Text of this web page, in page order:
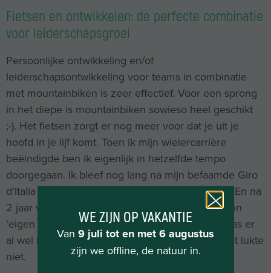
Fietsen en ontwikkelen: de perfecte combinatie
voor leiderschapsgroei
Persoonlijke ontwikkeling en/of
leiderschapsontwikkeling voor teams in combinatie
met mountainbiken is zeer effectief. Voor een sprong
in het diepe is mountainbiken sowieso heel geschikt
;-). Het fietsen zorgt er nog meer voor dat je uit je
hoofd in je lijf komt. Toen ik mijn wielercarrière
beëindigde ben ik eigenlijk in hetzelfde tempo
doorgegaan. Ik bleef nog lang na mijn befaamde Giro
d’Italia nog op kop van het peloton doorsleuren. En na
2 jaar vol met nieuwe ervaringen had ik nog geen
‘eigen richting’ ontwikkeld. In vage contouren was er
al wel iets zichtbaar, maar concreet worden – dat lukte
niet.
WE ZIJN OP VAKANTIE
Van 9 juli tot en met 6 augustus
zijn we offline, de natuur in.